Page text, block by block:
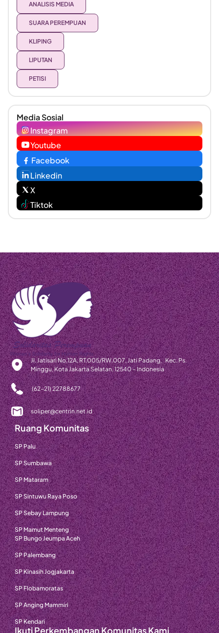
ANALISIS MEDIA
SUARA PEREMPUAN
KLIPING
LIPUTAN
PETISI
Media Sosial
Instagram
Youtube
Facebook
Linkedin
X
Tiktok
Jl. Jatisari No.12A, RT.005/RW.007, Jati Padang, Kec. Ps.
Minggu, Kota Jakarta Selatan, 12540 – Indonesia
(62-21) 22788677
soliper@centrin.net.id
Ruang Komunitas
SP Palu
SP Sumbawa
SP Mataram
SP Sintuwu Raya Poso
SP Sebay Lampung
SP Mamut Menteng
SP Bungo Jeumpa Aceh
SP Palembang
SP Kinasih Jogjakarta
SP Flobamoratas
SP Anging Mammiri
SP Kendari
Ikuti Perkembangan Komunitas Kami